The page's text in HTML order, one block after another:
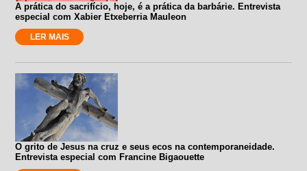
A prática do sacrifício, hoje, é a prática da barbárie. Entrevista
especial com Xabier Etxeberria Mauleon
LER MAIS
O grito de Jesus na cruz e seus ecos na contemporaneidade.
Entrevista especial com Francine Bigaouette